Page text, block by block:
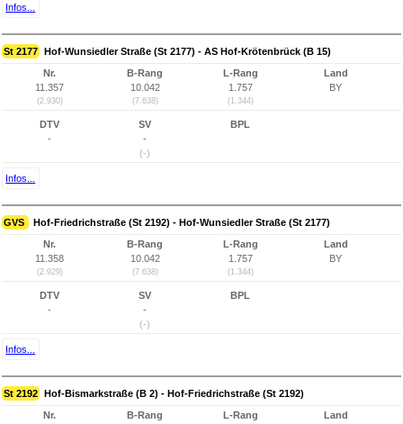
Infos...
St 2177 Hof-Wunsiedler Straße (St 2177) - AS Hof-Krötenbrück (B 15)
Nr.
11.357
(2.930)
B-Rang
10.042
(7.638)
L-Rang
1.757
(1.344)
Land
BY
DTV
-
SV
-
(-)
BPL
Infos...
GVS Hof-Friedrichstraße (St 2192) - Hof-Wunsiedler Straße (St 2177)
Nr.
11.358
(2.929)
B-Rang
10.042
(7.638)
L-Rang
1.757
(1.344)
Land
BY
DTV
-
SV
-
(-)
BPL
Infos...
St 2192 Hof-Bismarkstraße (B 2) - Hof-Friedrichstraße (St 2192)
Nr.
B-Rang
L-Rang
Land